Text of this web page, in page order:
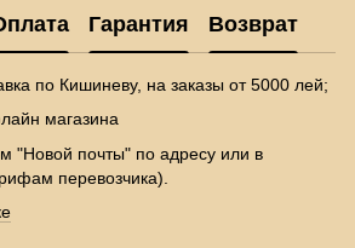
Гарантия Возврат
по Кишиневу, на заказы от 5000 лей;
магазина
"Новой почты" по адресу или в
перевозчика).